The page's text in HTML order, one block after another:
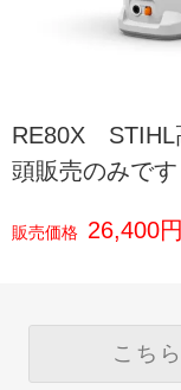
RE80X STIHL
頭販売のみです
販売価格 26,400
こち